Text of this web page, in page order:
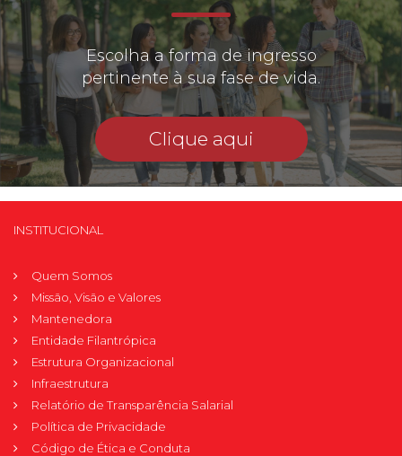
Escolha a forma de ingresso
pertinente à sua fase de vida.
Clique aqui
INSTITUCIONAL
Quem Somos
Missão, Visão e Valores
Mantenedora
Entidade Filantrópica
Estrutura Organizacional
Infraestrutura
Relatório de Transparência Salarial
Política de Privacidade
Código de Ética e Conduta